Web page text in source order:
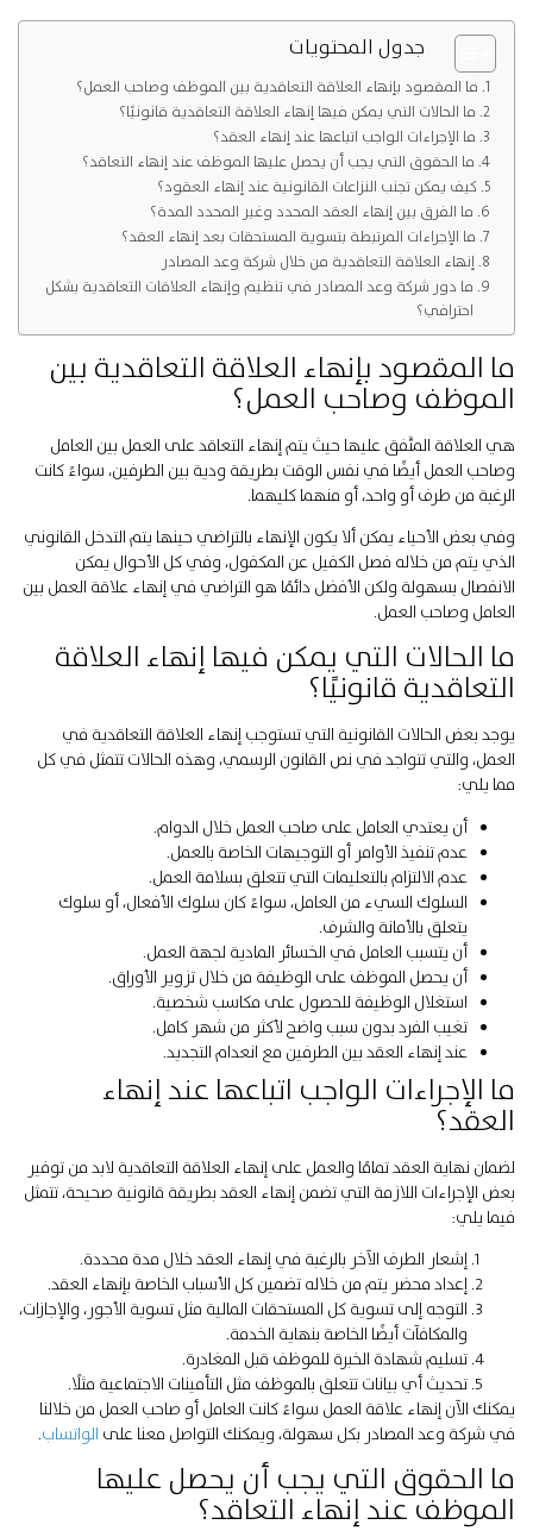
جدول المحتويات
ما المقصود بإنهاء العلاقة التعاقدية بين الموظف وصاحب العمل؟
ما الحالات التي يمكن فيها إنهاء العلاقة التعاقدية قانونيًا؟
ما الإجراءات الواجب اتباعها عند إنهاء العقد؟
ما الحقوق التي يجب أن يحصل عليها الموظف عند إنهاء التعاقد؟
كيف يمكن تجنب النزاعات القانونية عند إنهاء العقود؟
ما الفرق بين إنهاء العقد المحدد وغير المحدد المدة؟
ما الإجراءات المرتبطة بتسوية المستحقات بعد إنهاء العقد؟
إنهاء العلاقة التعاقدية من خلال شركة وعد المصادر
ما دور شركة وعد المصادر في تنظيم وإنهاء العلاقات التعاقدية بشكل
احترافي؟
ما المقصود بإنهاء العلاقة التعاقدية بين
الموظف وصاحب العمل؟
هي العلاقة المتَّفق عليها حيث يتم إنهاء التعاقد على العمل بين العامل
وصاحب العمل أيضًا في نفس الوقت بطريقة ودية بين الطرفين، سواءً كانت
الرغبة من طرف أو واحد، أو منهما كليهما.
وفي بعض الأحياء يمكن ألا يكون الإنهاء بالتراضي حينها يتم التدخل القانوني
الذي يتم من خلاله فصل الكفيل عن المكفول، وفي كل الأحوال يمكن
الانفصال بسهولة ولكن الأفضل دائمًا هو التراضي في إنهاء علاقة العمل بين
العامل وصاحب العمل.
ما الحالات التي يمكن فيها إنهاء العلاقة
التعاقدية قانونيًا؟
يوجد بعض الحالات القانونية التي تستوجب إنهاء العلاقة التعاقدية في
العمل، والتي تتواجد في نص القانون الرسمي، وهذه الحالات تتمثل في كل
مما يلي:
أن يعتدي العامل على صاحب العمل خلال الدوام.
عدم تنفيذ الأوامر أو التوجيهات الخاصة بالعمل.
عدم الالتزام بالتعليمات التي تتعلق بسلامة العمل.
السلوك السيء من العامل، سواءً كان سلوك الأفعال، أو سلوك
يتعلق بالأمانة والشرف.
أن يتسبب العامل في الخسائر المادية لجهة العمل.
أن يحصل الموظف على الوظيفة من خلال تزوير الأوراق.
استغلال الوظيفة للحصول على مكاسب شخصية.
تغيب الفرد بدون سبب واضح لأكثر من شهر كامل.
عند إنهاء العقد بين الطرفين مع انعدام التجديد.
ما الإجراءات الواجب اتباعها عند إنهاء
العقد؟
لضمان نهاية العقد تمامًا والعمل على إنهاء العلاقة التعاقدية لابد من توفير
بعض الإجراءات اللازمة التي تضمن إنهاء العقد بطريقة قانونية صحيحة، تتمثل
فيما يلي:
إشعار الطرف الآخر بالرغبة في إنهاء العقد خلال مدة محددة.
إعداد محضر يتم من خلاله تضمين كل الأسباب الخاصة بإنهاء العقد.
التوجه إلى تسوية كل المستحقات المالية مثل تسوية الأجور، والإجازات،
والمكافآت أيضًا الخاصة بنهاية الخدمة.
تسليم شهادة الخبرة للموظف قبل المغادرة.
تحديث أي بيانات تتعلق بالموظف مثل التأمينات الاجتماعية مثلًا.
يمكنك الآن إنهاء علاقة العمل سواءً كانت العامل أو صاحب العمل من خلالنا
في شركة وعد المصادر بكل سهولة، ويمكنك التواصل معنا على الواتساب.
ما الحقوق التي يجب أن يحصل عليها
الموظف عند إنهاء التعاقد؟